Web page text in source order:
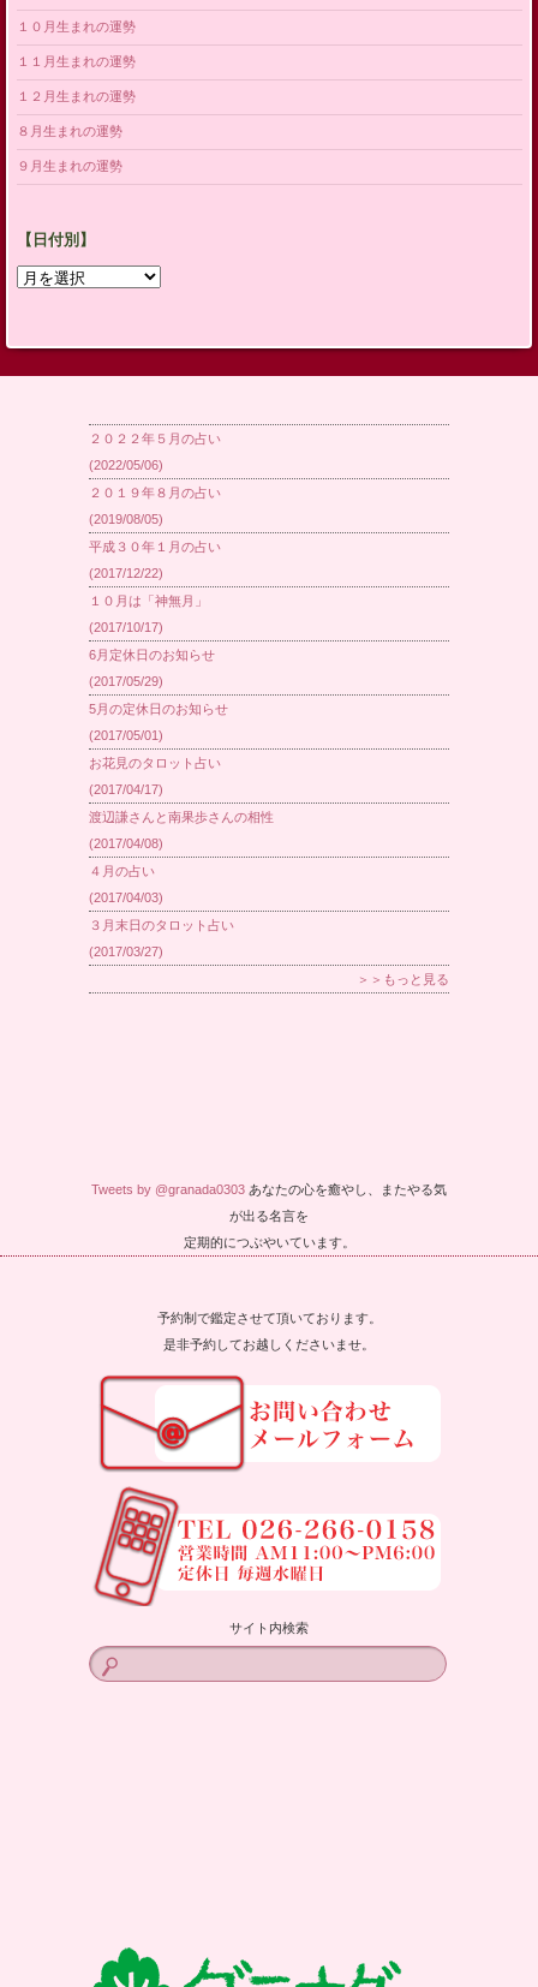
１０月生まれの運勢
１１月生まれの運勢
１２月生まれの運勢
８月生まれの運勢
９月生まれの運勢
【日付別】
【日
２０２２年５月の占い
(2022/05/06)
２０１９年８月の占い
(2019/08/05)
平成３０年１月の占い
(2017/12/22)
１０月は「神無月」
(2017/10/17)
6月定休日のお知らせ
(2017/05/29)
5月の定休日のお知らせ
(2017/05/01)
お花見のタロット占い
(2017/04/17)
渡辺謙さんと南果歩さんの相性
(2017/04/08)
４月の占い
(2017/04/03)
３月末日のタロット占い
(2017/03/27)
＞＞もっと見る
Tweets by @granada0303 あなたの心を癒やし、またやる気
が出る名言を
定期的につぶやいています。
予約制で鑑定させて頂いております。
是非予約してお越しくださいませ。
サイト内検索